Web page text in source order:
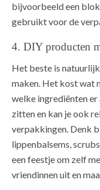
bijvoorbeeld een
gebruikt voor de
4. DIY producten
Het beste is
maken. Het kost wat
welke ingrediënten
zitten en kan je ook
verpakkingen. Denk
lippenbalsems,
een feestje om zelf
vriendinnen uit en